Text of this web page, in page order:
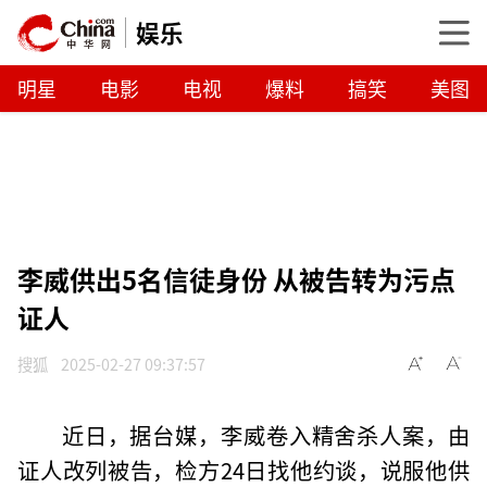
娱乐
明星 电影 电视 爆料 搞笑 美图
李威供出5名信徒身份 从被告转为污点
证人
搜狐 2025-02-27 09:37:57
近日，据台媒，李威卷入精舍杀人案，由
证人改列被告，检方24日找他约谈，说服他供